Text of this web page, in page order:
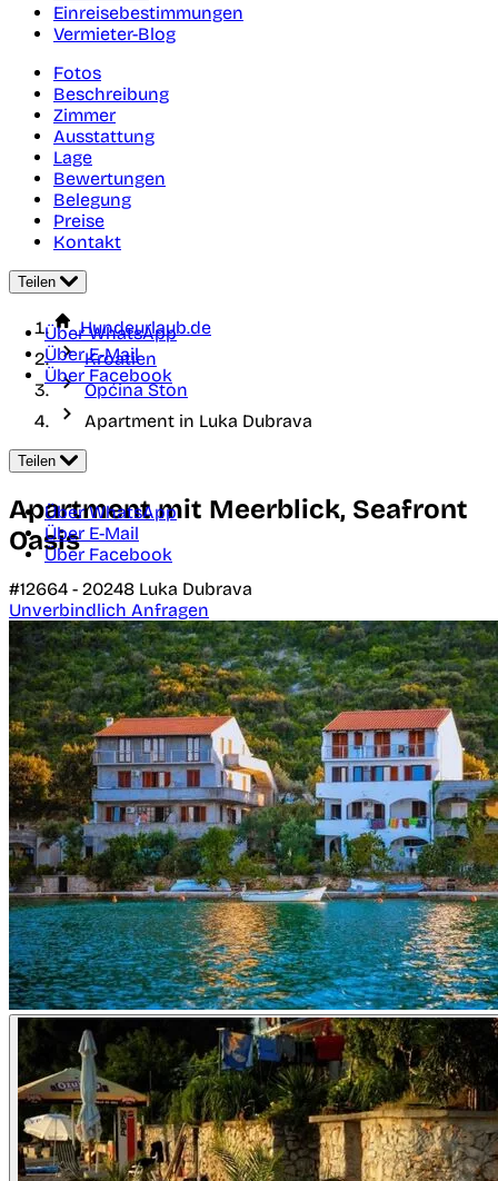
Einreisebestimmungen
Vermieter-Blog
Fotos
Beschreibung
Zimmer
Ausstattung
Lage
Bewertungen
Belegung
Preise
Kontakt
Teilen
Über WhatsApp
Über E-Mail
Über Facebook
Hundeurlaub.de
Kroatien
Općina Ston
Apartment in Luka Dubrava
Teilen
Über WhatsApp
Über E-Mail
Über Facebook
Apartment mit Meerblick, Seafront
Oasis
#12664 - 20248 Luka Dubrava
Unverbindlich Anfragen